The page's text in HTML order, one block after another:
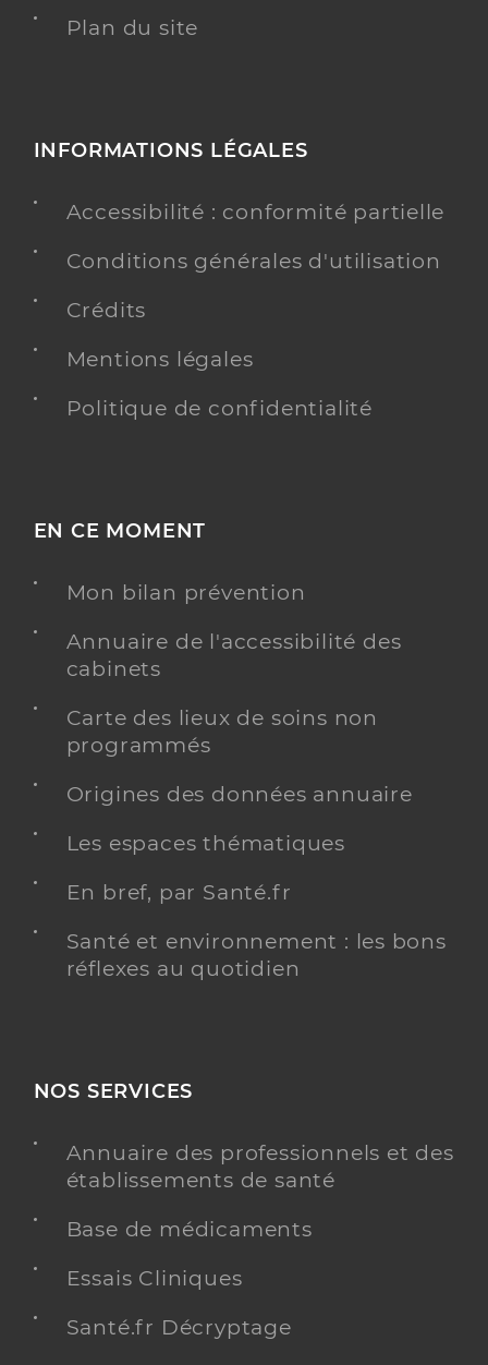
Plan du site
INFORMATIONS LÉGALES
Accessibilité : conformité partielle
Conditions générales d'utilisation
Crédits
Mentions légales
Politique de confidentialité
EN CE MOMENT
Mon bilan prévention
Annuaire de l'accessibilité des
cabinets
Carte des lieux de soins non
programmés
Origines des données annuaire
Les espaces thématiques
En bref, par Santé.fr
Santé et environnement : les bons
réflexes au quotidien
NOS SERVICES
Annuaire des professionnels et des
établissements de santé
Base de médicaments
Essais Cliniques
Santé.fr Décryptage